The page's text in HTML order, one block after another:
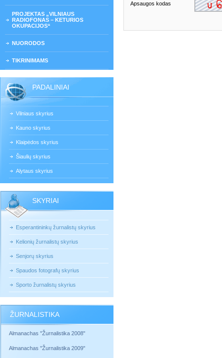
PROJEKTAS „VILNIAUS
RADIOFONAS – KETURIOS
OKUPACIJOS“
NUORODOS
TIKRINIMAMS
PADALINIAI
Vilniaus skyrius
Kauno skyrius
Klaipėdos skyrius
Šiaulių skyrius
Alytaus skyrius
SKYRIAI
Esperantininkų žurnalistų skyrius
Kelionių žurnalistų skyrius
Senjorų skyrius
Spaudos fotografų skyrius
Sporto žurnalistų skyrius
ŽURNALISTIKA
Almanachas "Žurnalistika 2008"
Almanachas "Žurnalistika 2009"
Apsaugos kodas